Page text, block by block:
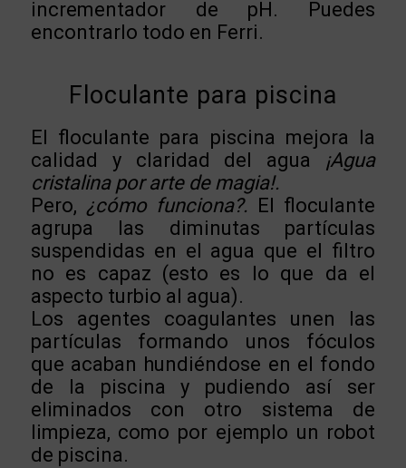
incrementador de pH. Puedes
encontrarlo todo en Ferri.
Floculante para piscina
El floculante para piscina mejora la
calidad y claridad del agua ¡Agua
cristalina por arte de magia!.
Pero, ¿cómo funciona?. El floculante
agrupa las diminutas partículas
suspendidas en el agua que el filtro
no es capaz (esto es lo que da el
aspecto turbio al agua).
Los agentes coagulantes unen las
partículas formando unos fóculos
que acaban hundiéndose en el fondo
de la piscina y pudiendo así ser
eliminados con otro sistema de
limpieza, como por ejemplo un robot
de piscina.